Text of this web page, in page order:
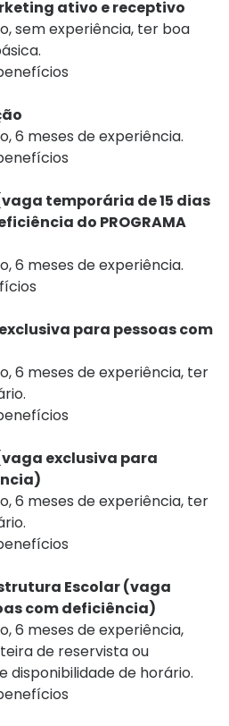
ativo e receptivo
sem experiência, ter boa
6 meses de experiência.
temporária de 15 dias
do PROGRAMA
6 meses de experiência.
para pessoas com
6 meses de experiência, ter
exclusiva para
6 meses de experiência, ter
Escolar (vaga
com deficiência)
6 meses de experiência,
de reservista ou
disponibilidade de horário.